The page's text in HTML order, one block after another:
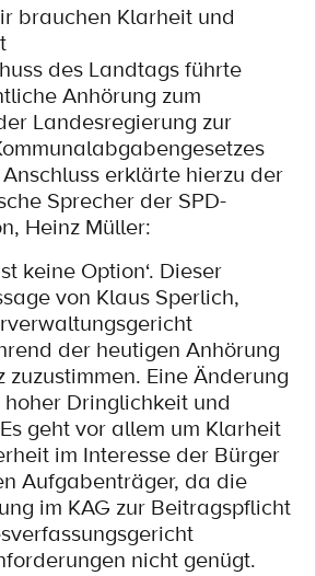
brauchen Klarheit und
des Landtags führte
Anhörung zum
Landesregierung zur
erklärte hierzu der
Sprecher der SPD-
Heinz Müller:
keine Option‘. Dieser
von Klaus Sperlich,
der heutigen Anhörung
zuzustimmen. Eine Änderung
hoher Dringlichkeit und
geht vor allem um Klarheit
im Interesse der Bürger
Aufgabenträger, da die
im KAG zur Beitragspflicht
nicht genügt.